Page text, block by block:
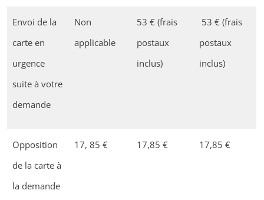
Envoi de la
carte en
urgence
suite à votre
demande
Non
applicable
53 € (frais
postaux
inclus)
53 € (frais
postaux
inclus)
Opposition
de la carte à
la demande
17, 85 € 17,85 € 17,85 €